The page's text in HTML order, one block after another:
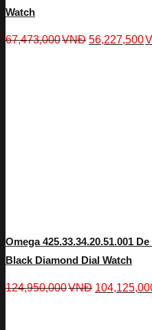
Watch
67,473,000VNĐ 56,227,500
Omega 425.33.34.20.51.001
Black Diamond Dial Watch
124,950,000VNĐ